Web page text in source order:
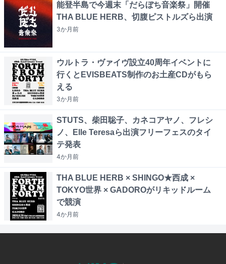
能登半島で今週末「だらぼち音楽祭」開催
THA BLUE HERB、切腹ピストルズら出演
3か月前
ウルトラ・ヴァイヴ設立40周年イベントに
行くとEVISBEATS制作のお土産CDがもら
える
3か月前
STUTS、柴田聡子、カネコアヤノ、フレシ
ノ、Elle Teresaら出演フリーフェスのタイ
テ発表
4か月前
THA BLUE HERB × SHINGO★西成 ×
TOKYO世界 × GADOROがリキッドルーム
で競演
4か月前